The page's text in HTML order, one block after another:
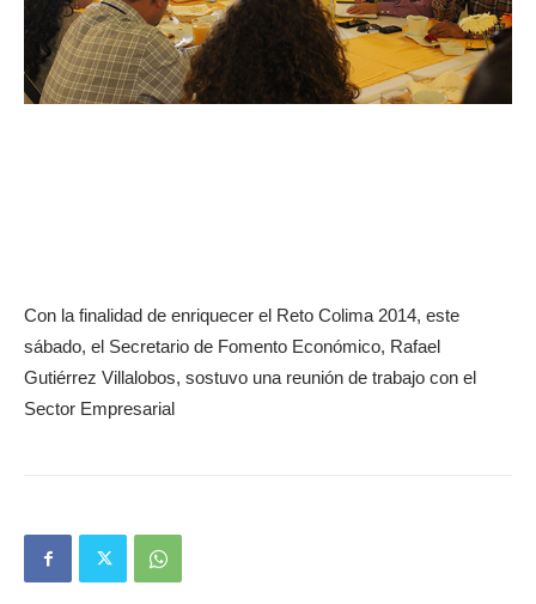
Con la finalidad de enriquecer el Reto Colima 2014, este
sábado, el Secretario de Fomento Económico, Rafael
Gutiérrez Villalobos, sostuvo una reunión de trabajo con el
Sector Empresarial